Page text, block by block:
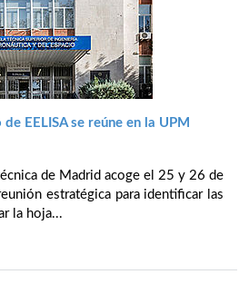
EELISA se reúne en la UPM
de Madrid acoge el 25 y 26 de
estratégica para identificar las
la hoja...